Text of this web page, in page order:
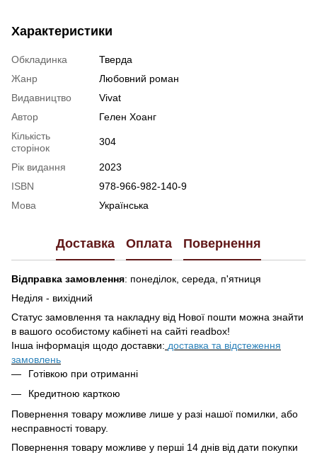
Характеристики
Обкладинка
Тверда
Жанр
Любовний роман
Видавництво
Vivat
Автор
Гелен Хоанг
Кількість
сторінок
304
Рік видання
2023
ISBN
978-966-982-140-9
Мова
Українська
Доставка Оплата Повернення
Відправка замовлення: понеділок, середа, п'ятниця
Неділя - вихідний
Статус замовлення та накладну від Нової пошти можна знайти
в вашого особистому кабінеті на сайті readbox!
Інша інформація щодо доставки: доставка та відстеження
замовлень
Готівкою при отриманні
Кредитною карткою
Повернення товару можливе лише у разі нашої помилки, або
несправності товару.
Повернення товару можливе у перші 14 днів від дати покупки